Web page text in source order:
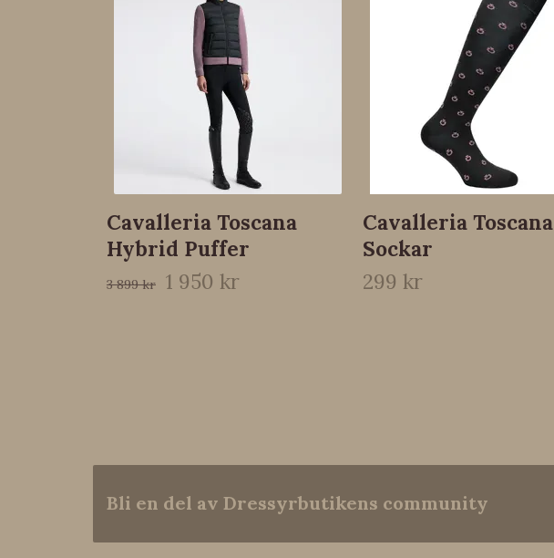
Cavalleria Toscana
Hybrid Puffer
3 899 kr 1 950 kr
Cavalleria Toscana
Sockar
299 kr
Bli en del av Dressyrbutikens community